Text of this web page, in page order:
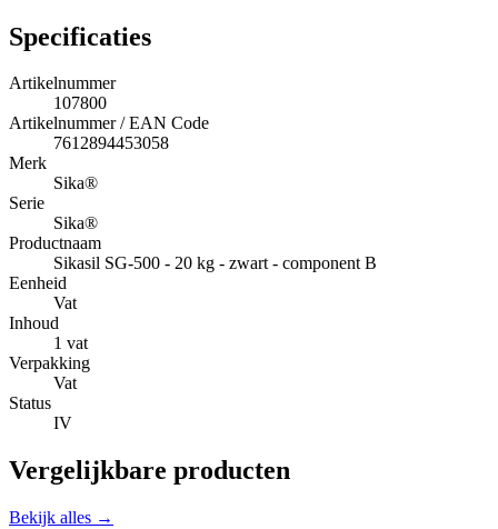
Specificaties
Artikelnummer
107800
Artikelnummer / EAN Code
7612894453058
Merk
Sika®
Serie
Sika®
Productnaam
Sikasil SG-500 - 20 kg - zwart - component B
Eenheid
Vat
Inhoud
1 vat
Verpakking
Vat
Status
IV
Vergelijkbare producten
Bekijk alles →